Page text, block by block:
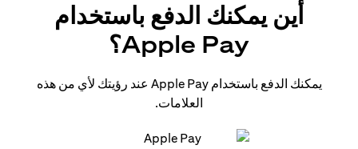
أين يمكنك الدفع باستخدام
Apple Pay؟
يمكنك الدفع باستخدام Apple Pay عند رؤيتك لأي من هذه
العلامات.